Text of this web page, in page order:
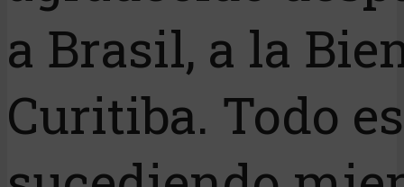
a Brasil, a la
Curitiba. Todo